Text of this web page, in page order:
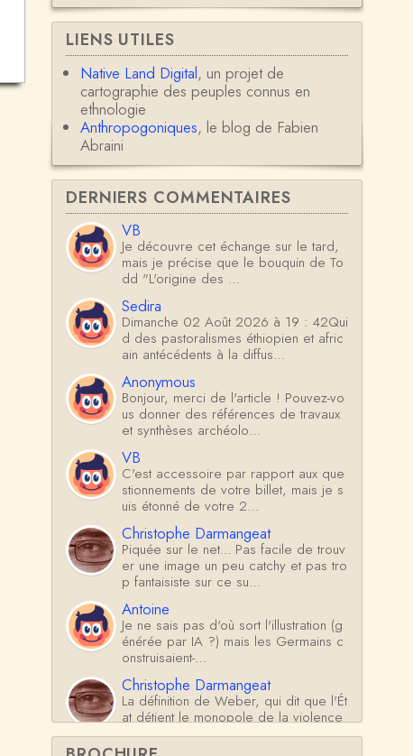
LIENS UTILES
Native Land Digital, un projet de
cartographie des peuples connus en
ethnologie
Anthropogoniques, le blog de Fabien
Abraini
DERNIERS COMMENTAIRES
VB
Je découvre cet échange sur le tard,
mais je précise que le bouquin de To
dd "L'origine des …
Sedira
Dimanche 02 Août 2026 à 19 : 42Qui
d des pastoralismes éthiopien et afric
ain antécédents à la diffus…
Anonymous
Bonjour, merci de l'article ! Pouvez-vo
us donner des références de travaux
et synthèses archéolo…
VB
C'est accessoire par rapport aux que
stionnements de votre billet, mais je s
uis étonné de votre 2…
Christophe Darmangeat
Piquée sur le net... Pas facile de trouv
er une image un peu catchy et pas tro
p fantaisiste sur ce su…
Antoine
Je ne sais pas d'où sort l'illustration (g
énérée par IA ?) mais les Germains c
onstruisaient-…
Christophe Darmangeat
La définition de Weber, qui dit que l'Ét
at détient le monopole de la violence
*légitime* répond …